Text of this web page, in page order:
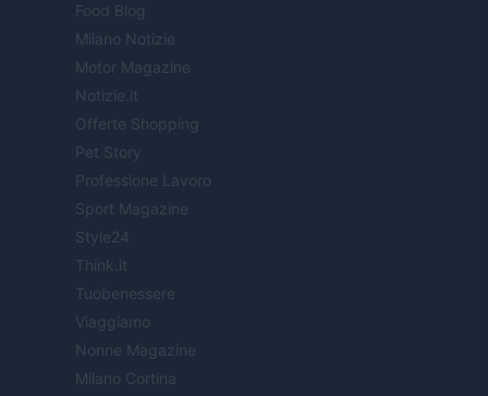
Food Blog
Milano Notizie
Motor Magazine
Notizie.it
Offerte Shopping
Pet Story
Professione Lavoro
Sport Magazine
Style24
Think.it
Tuobenessere
Viaggiamo
Nonne Magazine
Milano Cortina